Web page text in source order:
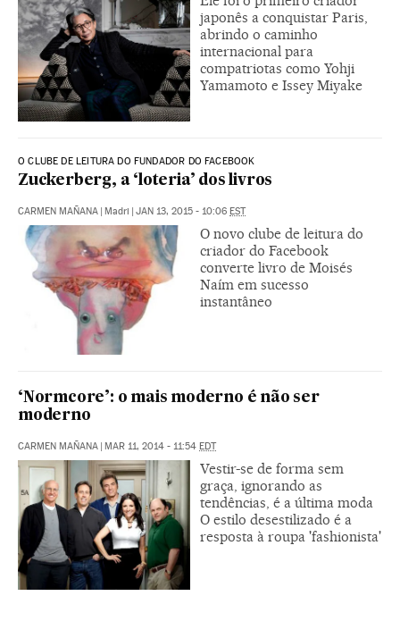
japonês a conquistar Paris,
abrindo o caminho
internacional para
compatriotas como Yohji
Yamamoto e Issey Miyake
O CLUBE DE LEITURA DO FUNDADOR DO FACEBOOK
Zuckerberg, a ‘loteria’ dos livros
CARMEN MAÑANA Madri JAN 13, 2015 - 10:06 EST
O novo clube de leitura do
criador do Facebook
converte livro de Moisés
Naím em sucesso
instantâneo
‘Normcore’: o mais moderno é não ser
moderno
CARMEN MAÑANA | MAR 11, 2014 - 11:54 EDT
Vestir-se de forma sem
graça, ignorando as
tendências, é a última moda
O estilo desestilizado é a
resposta à roupa 'fashionista'